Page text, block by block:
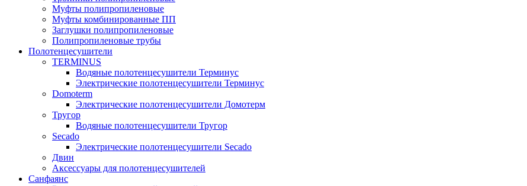
Муфты полипропиленовые
Муфты комбинированные ПП
Заглушки полипропиленовые
Полипропиленовые трубы
Полотенцесушители
TERMINUS
Водяные полотенцесушители Терминус
Электрические полотенцесушители Терминус
Domoterm
Электрические полотенцесушители Домотерм
Тругор
Водяные полотенцесушители Тругор
Secado
Электрические полотенцесушители Secado
Двин
Аксессуары для полотенцесушителей
Санфаянс